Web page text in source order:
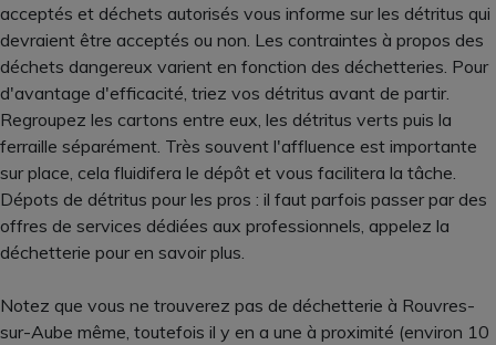
acceptés et déchets autorisés vous informe sur les détritus qui
devraient être acceptés ou non. Les contraintes à propos des
déchets dangereux varient en fonction des déchetteries. Pour
d'avantage d'efficacité, triez vos détritus avant de partir.
Regroupez les cartons entre eux, les détritus verts puis la
ferraille séparément. Très souvent l'affluence est importante
sur place, cela fluidifera le dépôt et vous facilitera la tâche.
Dépots de détritus pour les pros : il faut parfois passer par des
offres de services dédiées aux professionnels, appelez la
déchetterie pour en savoir plus.
Notez que vous ne trouverez pas de déchetterie à Rouvres-
sur-Aube même, toutefois il y en a une à proximité (environ 10